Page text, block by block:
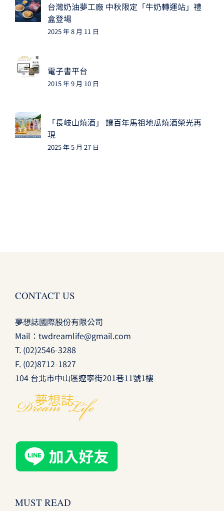
台灣奶油夢工廠 中秋限定「牛奶轉運站」禮
盒登場
2025 年 8 月 11 日
電子書平台
2015 年 9 月 10 日
「長岐山燒酒」 讓百年馬祖地瓜燒酒榮光再
現
2025 年 5 月 27 日
CONTACT US
夢想誌國際股份有限公司
Mail： twdreamlife@gmail.com
T. (02)2546-3288
F. (02)8712-1827
104 台北市中山區遼寧街201巷11號1樓
MUST READ